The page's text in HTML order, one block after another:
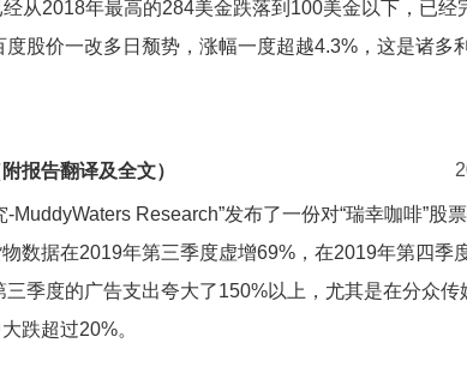
从2018年最高的284美金跌落到100美金以下，已经
股价一改多日颓势，涨幅一度超越4.3%，这是诸多
报告翻译及全文）
MuddyWaters Research”发布了一份对“瑞幸咖啡”股
数据在2019年第三季度虚增69%，在2019年第四季
季度的广告支出夸大了150%以上，尤其是在分众传
跌超过20%。